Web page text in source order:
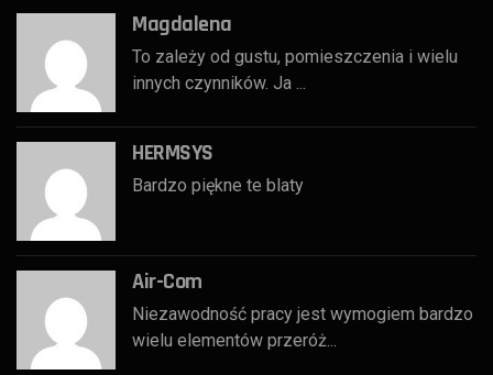
Magdalena
To zależy od gustu, pomieszczenia i wielu
innych czynników. Ja ...
HERMSYS
Bardzo piękne te blaty
Air-Com
Niezawodność pracy jest wymogiem bardzo
wielu elementów przeróż...